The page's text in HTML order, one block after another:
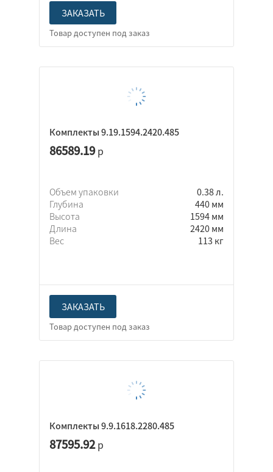
ЗАКАЗАТЬ
Комплекты 9.19.1594.2420.485
86589.19р
Объем упаковки
0.38 л.
Глубина
440 мм
Высота
1594 мм
Длина
2420 мм
Вес
113 кг
ЗАКАЗАТЬ
Комплекты 9.9.1618.2280.485
87595.92р